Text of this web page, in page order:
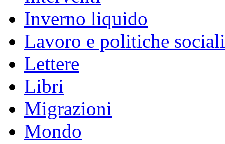
Inverno liquido
Lavoro e politiche sociali
Lettere
Libri
Migrazioni
Mondo